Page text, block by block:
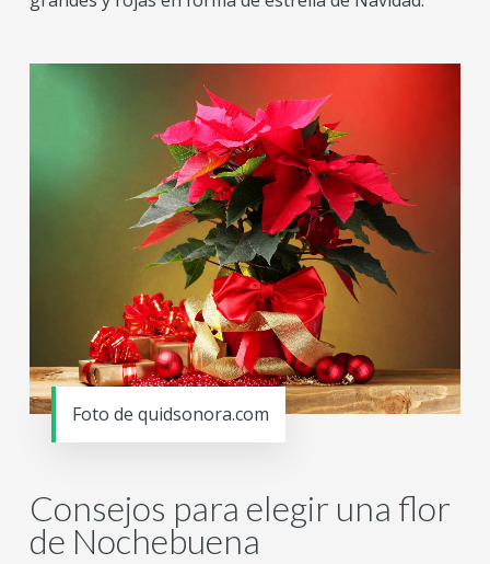
Foto de quidsonora.com
Consejos para elegir una flor
de Nochebuena